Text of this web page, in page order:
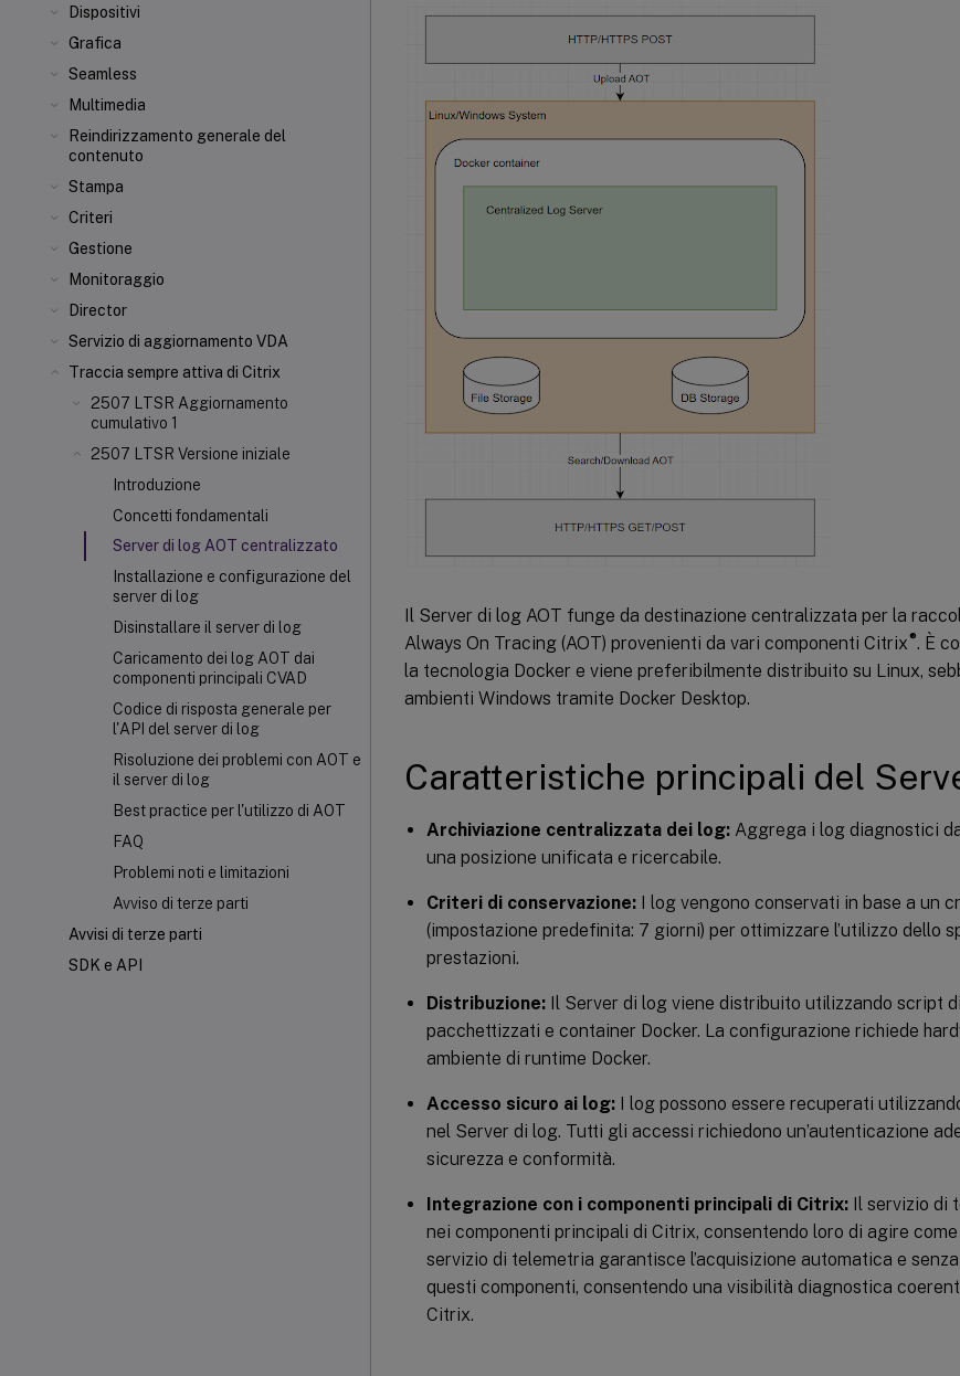
Dispositivi
Grafica
Seamless
Multimedia
Reindirizzamento generale del
contenuto
Stampa
Criteri
Gestione
Monitoraggio
Director
Servizio di aggiornamento VDA
Traccia sempre attiva di Citrix
2507 LTSR Aggiornamento
cumulativo 1
2507 LTSR Versione iniziale
Introduzione
Concetti fondamentali
Server di log AOT centralizzato
Installazione e configurazione del
server di log
Disinstallare il server di log
Caricamento dei log AOT dai
componenti principali CVAD
Codice di risposta generale per
l'API del server di log
Risoluzione dei problemi con AOT e
il server di log
Best practice per l'utilizzo di AOT
FAQ
Problemi noti e limitazioni
Avviso di terze parti
Avvisi di terze parti
SDK e API
Il Server di log AOT funge da destinazione centralizzata per la
Always On Tracing (AOT) provenienti da vari componenti Citrix®. È
la tecnologia Docker e viene preferibilmente distribuito su Linux,
ambienti Windows tramite Docker Desktop.
Caratteristiche principali del
Archiviazione centralizzata dei log: Aggrega i log diagnostici
una posizione unificata e ricercabile.
Criteri di conservazione: I log vengono conservati in base a un
(impostazione predefinita: 7 giorni) per ottimizzare l’utilizzo dello
prestazioni.
Distribuzione: Il Server di log viene distribuito utilizzando script
pacchettizzati e container Docker. La configurazione richiede
ambiente di runtime Docker.
Accesso sicuro ai log: I log possono essere recuperati
nel Server di log. Tutti gli accessi richiedono un’autenticazione
sicurezza e conformità.
Integrazione con i componenti principali di Citrix: Il servizio di
nei componenti principali di Citrix, consentendo loro di agire
servizio di telemetria garantisce l’acquisizione automatica e
questi componenti, consentendo una visibilità diagnostica
Citrix.